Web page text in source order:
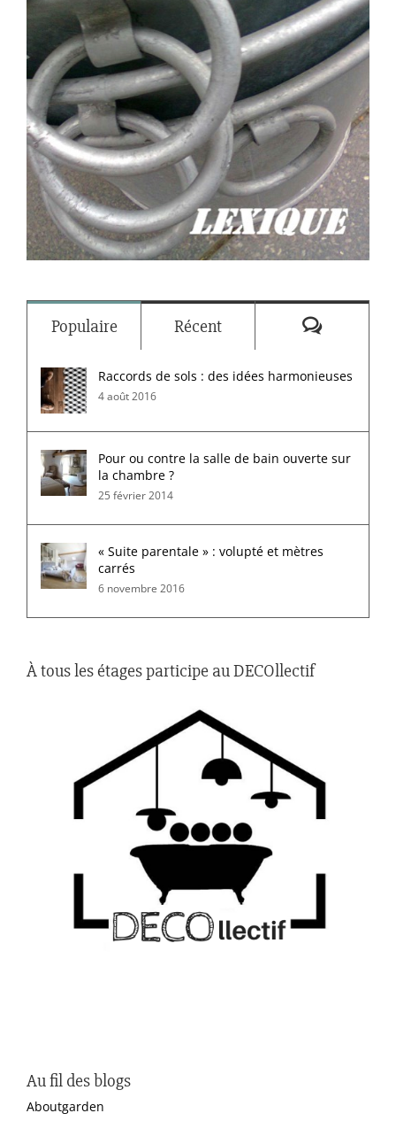
Populaire Récent
Raccords de sols : des idées harmonieuses
4 août 2016
Pour ou contre la salle de bain ouverte sur
la chambre ?
25 février 2014
« Suite parentale » : volupté et mètres
carrés
6 novembre 2016
À tous les étages participe au DECOllectif
Au fil des blogs
Aboutgarden